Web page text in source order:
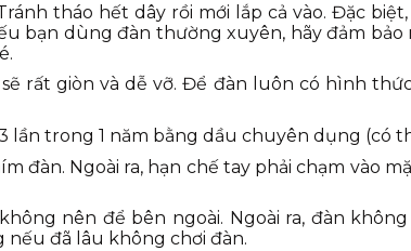
tháo hết dây rồi mới lắp cả vào. Đặc
bạn dùng đàn thường xuyên, hãy đảm
rất giòn và dễ vỡ. Để đàn luôn có hình
lần trong 1 năm bằng dầu chuyên dụng (có
đàn. Ngoài ra, hạn chế tay phải chạm vào
nên để bên ngoài. Ngoài ra, đàn
nếu đã lâu không chơi đàn.